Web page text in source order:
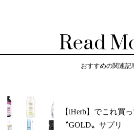
Read
おすすめの関連記
【iHerb】でこれ買
〝GOLD〟サプリ